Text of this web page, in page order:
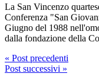
La San Vincenzo
Conferenza "San
Giugno del 1988
dalla fondazione della
« Post precedenti
Post successivi »